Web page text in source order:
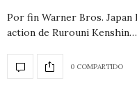
Por fin Warner Bros.
action de Rurouni Kenshin…
0 COMPARTIDO